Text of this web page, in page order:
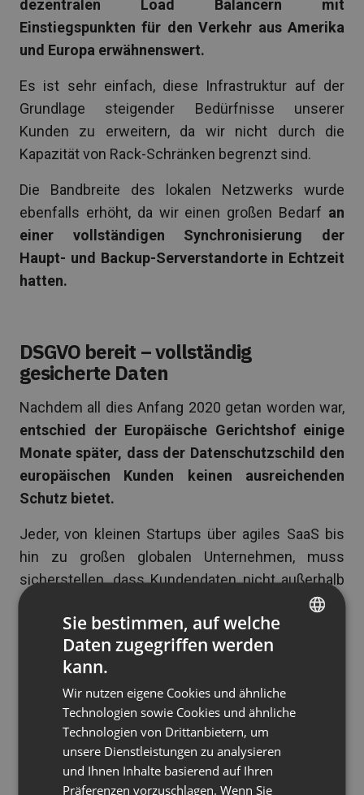
dezentralen Load Balancern mit
Einstiegspunkten für den Verkehr aus Amerika
und Europa erwähnenswert.
Es ist sehr einfach, diese Infrastruktur auf der
Grundlage steigender Bedürfnisse unserer
Kunden zu erweitern, da wir nicht durch die
Kapazität von Rack-Schränken begrenzt sind.
Die Bandbreite des lokalen Netzwerks wurde
ebenfalls erhöht, da wir einen großen Bedarf an
einer vollständigen Synchronisierung der
Haupt- und Backup-Serverstandorte in Echtzeit
hatten.
DSGVO bereit – vollständig
gesicherte Daten
Nachdem all dies Anfang 2020 getan worden war,
entschied der Europäische Gerichtshof einige
Monate später, dass der Datenschutzschild den
europäischen Kunden keinen ausreichenden
Schutz bietet.
Jeder, von kleinen Startups über agiles SaaS bis
hin zu großen globalen Unternehmen, muss
sicherstellen, dass Kundendaten nicht außerhalb
der EU übertragen und in den USA
weiterverarbeitet werden. Als europäische Bürger
haben wir nicht die gleiche Kontrolle darüber, was
mit unseren persönlichen Daten passiert, wenn
sie Europa verlassen.
Wir sind froh, Ihnen mitteilen zu können, dass es
dieses Problem bei ClickMeeting, einem Anbieter
von Videokonferenztechnologie, nicht gibt.
ENGLISH
GERMAN
POLISH
RUSSIAN
SPANISH
Sie bestimmen, auf welche
Daten zugegriffen werden
kann.
Wir nutzen eigene Cookies und ähnliche
Technologien sowie Cookies und ähnliche
Technologien von Drittanbietern, um
unsere Dienstleistungen zu analysieren
und Ihnen Inhalte basierend auf Ihren
Präferenzen vorzuschlagen. Wenn Sie